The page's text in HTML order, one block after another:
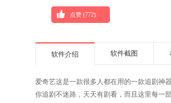
点赞 (772)
软件介绍 软件截图
爱奇艺这是一款很多人都在用的一款追剧神
你追剧不迷路，天天有剧看，而且这里每一